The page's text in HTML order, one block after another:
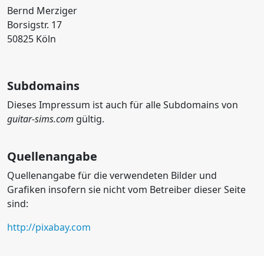
Bernd Merziger
Borsigstr. 17
50825 Köln
Subdomains
Dieses Impressum ist auch für alle Subdomains von
guitar-sims.com gültig.
Quellenangabe
Quellenangabe für die verwendeten Bilder und
Grafiken insofern sie nicht vom Betreiber dieser Seite
sind:
http://pixabay.com